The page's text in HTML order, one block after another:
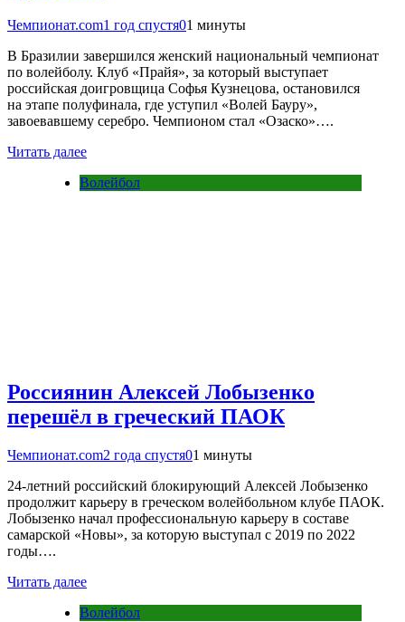
Чемпионат.com1 год спустя01 минуты
В Бразилии завершился женский национальный чемпионат
по волейболу. Клуб «Прайя», за который выступает
российская доигровщица Софья Кузнецова, остановился
на этапе полуфинала, где уступил «Волей Бауру»,
завоевавшему серебро. Чемпионом стал «Озаско»….
Читать далее
Волейбол
Россиянин Алексей Лобызенко
перешёл в греческий ПАОК
Чемпионат.com2 года спустя01 минуты
24-летний российский блокирующий Алексей Лобызенко
продолжит карьеру в греческом волейбольном клубе ПАОК.
Лобызенко начал профессиональную карьеру в составе
самарской «Новы», за которую выступал с 2019 по 2022
годы….
Читать далее
Волейбол